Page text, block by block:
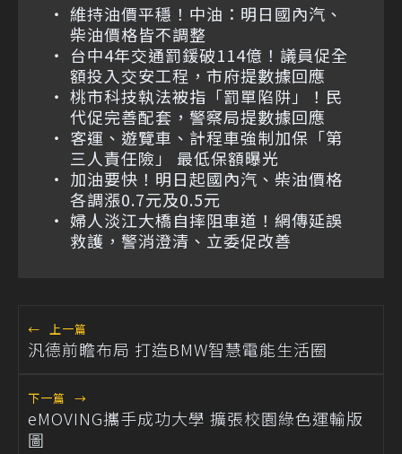
維持油價平穩！中油：明日國內汽、
柴油價格皆不調整
台中4年交通罰鍰破114億！議員促全
額投入交安工程，市府提數據回應
桃市科技執法被指「罰單陷阱」！民
代促完善配套，警察局提數據回應
客運、遊覽車、計程車強制加保「第
三人責任險」 最低保額曝光
加油要快！明日起國內汽、柴油價格
各調漲0.7元及0.5元
婦人淡江大橋自摔阻車道！網傳延誤
救護，警消澄清、立委促改善
← 上一篇
汎德前瞻布局 打造BMW智慧電能生活圈
下一篇 →
eMOVING攜手成功大學 擴張校園綠色運輸版
圖